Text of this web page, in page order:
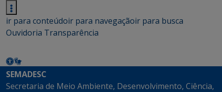
ir para conteúdoir para navegaçãoir para busca
Ouvidoria Transparência
SEMADESC
Secretaria de Meio Ambiente, Desenvolvimento, Ciência,